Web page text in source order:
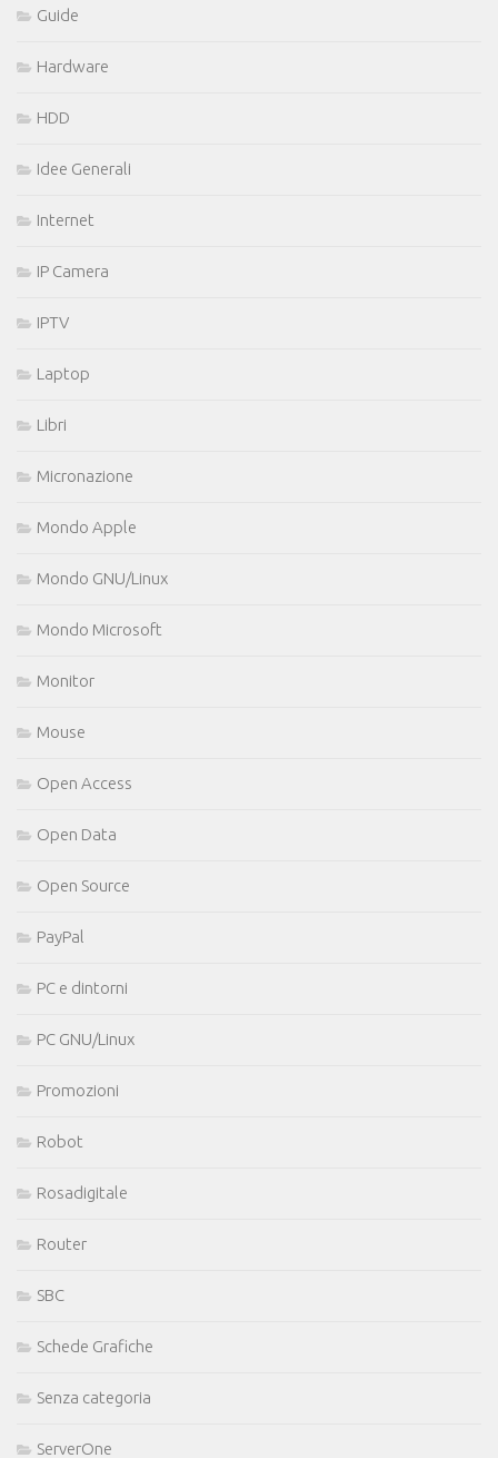
Guide
Hardware
HDD
Idee Generali
Internet
IP Camera
IPTV
Laptop
Libri
Micronazione
Mondo Apple
Mondo GNU/Linux
Mondo Microsoft
Monitor
Mouse
Open Access
Open Data
Open Source
PayPal
PC e dintorni
PC GNU/Linux
Promozioni
Robot
Rosadigitale
Router
SBC
Schede Grafiche
Senza categoria
ServerOne